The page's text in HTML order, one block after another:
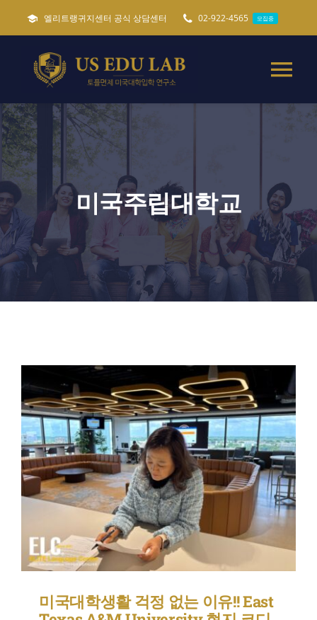
너
뛰
기
엘리트랭귀지센터 공식 상담센터 02-922-4565 모집중
미국유학준비 가이드 필독
토플면제 미국대학입학
특별 미국유학준비
캐나다 세네카대학교
미국주립대학교
미국대학생활 걱정 없는 이유!! East